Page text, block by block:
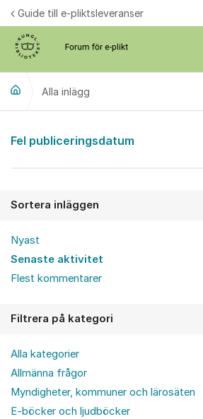
Hoppa till innehåll
Guide till e-pliktsleveranser
Alla inlägg
Alla inlägg
Fel publiceringsdatum
Sortera inläggen
Nyast
Senaste aktivitet
Flest kommentarer
Filtrera på kategori
Alla kategorier
Allmänna frågor
Myndigheter, kommuner och lärosäten
E-böcker och ljudböcker